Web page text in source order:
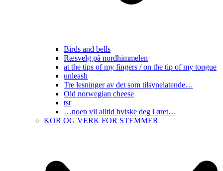
Birds and bells
Ræsvelg på nordhimmelen
at the tips of my fingers / on the tip of my tongue
unleash
Tre lesninger av det som tilsynelatende…
Old norwegian cheese
tst
…noen vil alltid hviske deg i øret…
KOR OG VERK FOR STEMMER